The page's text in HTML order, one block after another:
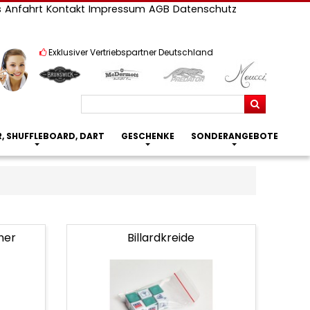
Anfahrt Kontakt Impressum AGB Datenschutz
Exklusiver Vertriebspartner Deutschland
Suchen
SHUFFLEBOARD, DART GESCHENKE SONDERANGEBOTE
Billardkreide